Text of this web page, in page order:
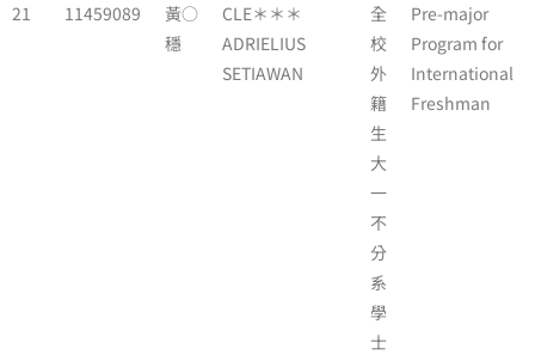
21 11459089
黃○
穩
CLE＊＊＊
ADRIELIUS
SETIAWAN
全
校
外
籍
生
大
一
不
分
系
學
士
Pre-major
Program for
International
Freshman